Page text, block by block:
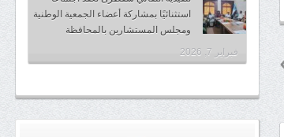
استثنائيًا بمشاركة أعضاء الجمعية الوطنية
ومجلس المستشارين بالمحافظة
فبراير 7, 2026